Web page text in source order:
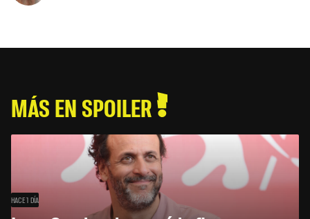
MÁS EN SPOILER
HACE 1 DÍA